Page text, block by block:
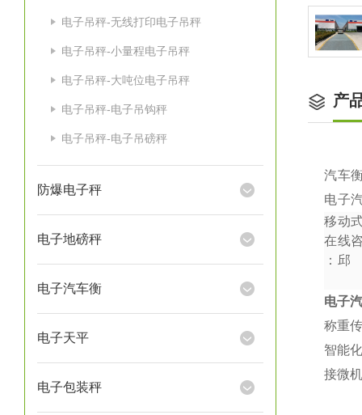
电子吊秤-无线打印电子吊秤
电子吊秤-小量程电子吊秤
电子吊秤-大吨位电子吊秤
电子吊秤-电子吊钩秤
电子吊秤-电子吊磅秤
防爆电子秤
电子地磅秤
电子汽车衡
电子天平
电子包装秤
产
汽车
电子
移动
在线
： 邱
电子
称重
智能
接微